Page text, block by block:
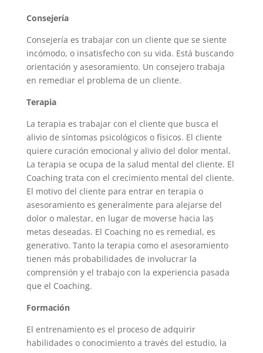
Consejería
Consejería es trabajar con un cliente que se siente
incómodo, o insatisfecho con su vida. Está buscando
orientación y asesoramiento. Un consejero trabaja
en remediar el problema de un cliente.
Terapia
La terapia es trabajar con el cliente que busca el
alivio de síntomas psicológicos o físicos. El cliente
quiere curación emocional y alivio del dolor mental.
La terapia se ocupa de la salud mental del cliente. El
Coaching trata con el crecimiento mental del cliente.
El motivo del cliente para entrar en terapia o
asesoramiento es generalmente para alejarse del
dolor o malestar, en lugar de moverse hacia las
metas deseadas. El Coaching no es remedial, es
generativo. Tanto la terapia como el asesoramiento
tienen más probabilidades de involucrar la
comprensión y el trabajo con la experiencia pasada
que el Coaching.
Formación
El entrenamiento es el proceso de adquirir
habilidades o conocimiento a través del estudio, la